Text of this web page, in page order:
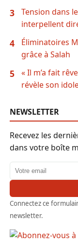
3
Tension dans
interpellent
4
Éliminatoires
grâce à Salah
5
« Il m’a fait
révèle son
NEWSLETTER
Recevez les
dans votre boîte
Adresse email
Connectez ce
newsletter.